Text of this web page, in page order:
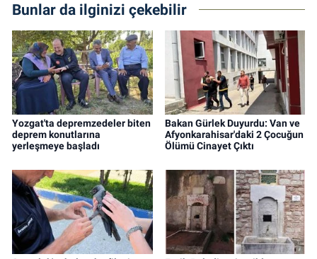
Bunlar da ilginizi çekebilir
Yozgat'ta depremzedeler biten
deprem konutlarına
yerleşmeye başladı
Bakan Gürlek Duyurdu: Van ve
Afyonkarahisar'daki 2 Çocuğun
Ölümü Cinayet Çıktı